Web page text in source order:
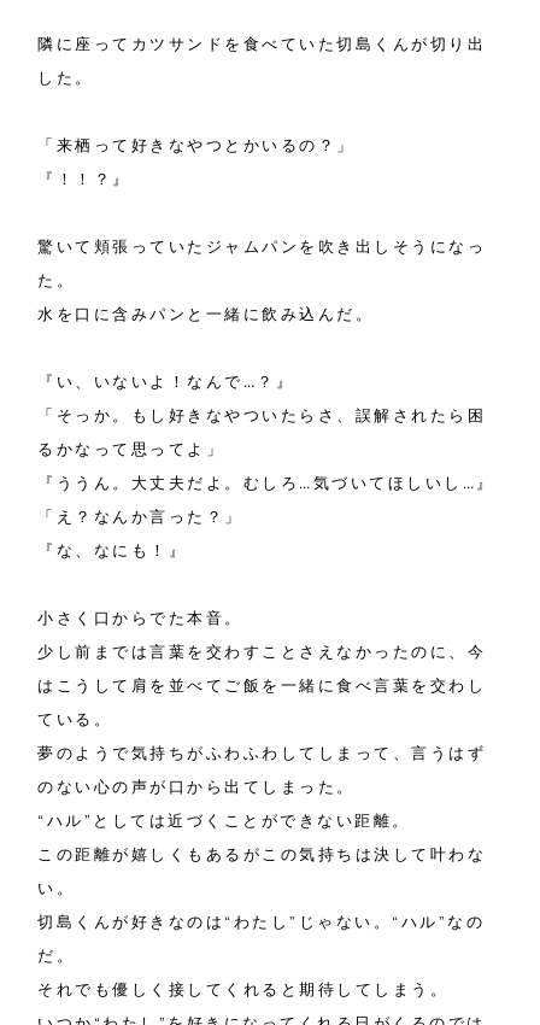
隣に座ってカツサンドを食べていた切島くんが切り出
した。
「来栖って好きなやつとかいるの？」
『！！？』
驚いて頬張っていたジャムパンを吹き出しそうになっ
た。
水を口に含みパンと一緒に飲み込んだ。
『い、いないよ！なんで…？』
「そっか。もし好きなやついたらさ、誤解されたら困
るかなって思ってよ」
『ううん。大丈夫だよ。むしろ…気づいてほしいし…』
「え？なんか言った？」
『な、なにも！』
小さく口からでた本音。
少し前までは言葉を交わすことさえなかったのに、今
はこうして肩を並べてご飯を一緒に食べ言葉を交わし
ている。
夢のようで気持ちがふわふわしてしまって、言うはず
のない心の声が口から出てしまった。
“ハル”としては近づくことができない距離。
この距離が嬉しくもあるがこの気持ちは決して叶わな
い。
切島くんが好きなのは“わたし”じゃない。“ハル”なの
だ。
それでも優しく接してくれると期待してしまう。